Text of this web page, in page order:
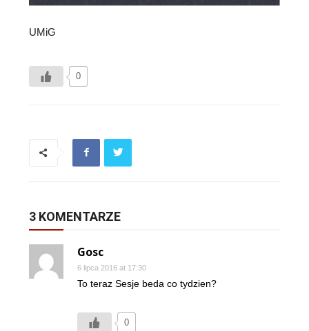
UMiG
0
3 KOMENTARZE
Gosc
6 lipca 2016 at 17:30
To teraz Sesje beda co tydzien?
0